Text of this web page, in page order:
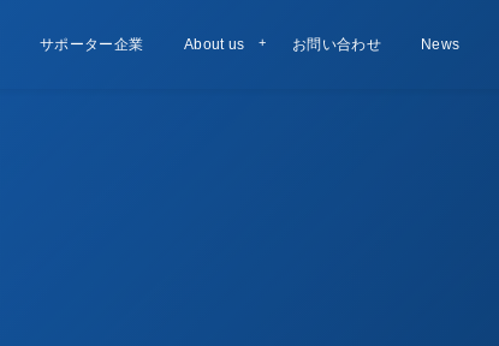
サポーター企業
Supporter
companies
About us お問い合わせ
Contact News
お知らせ